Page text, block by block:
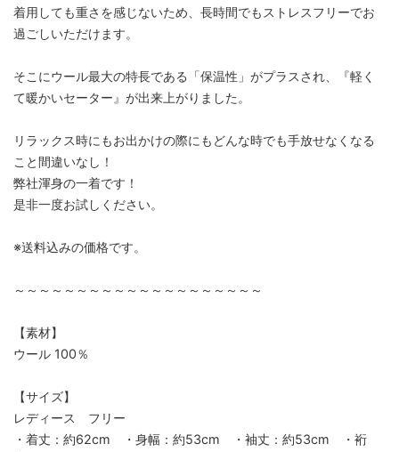
着用しても重さを感じないため、長時間でもストレスフリーでお
過ごしいただけます。
そこにウール最大の特長である「保温性」がプラスされ、『軽く
て暖かいセーター』が出来上がりました。
リラックス時にもお出かけの際にもどんな時でも手放せなくなる
こと間違いなし！
弊社渾身の一着です！
是非一度お試しください。
※送料込みの価格です。
～～～～～～～～～～～～～～～～～～～～
【素材】
ウール 100％
【サイズ】
レディース フリー
・着丈：約62cm ・身幅：約53cm ・袖丈：約53cm ・裄